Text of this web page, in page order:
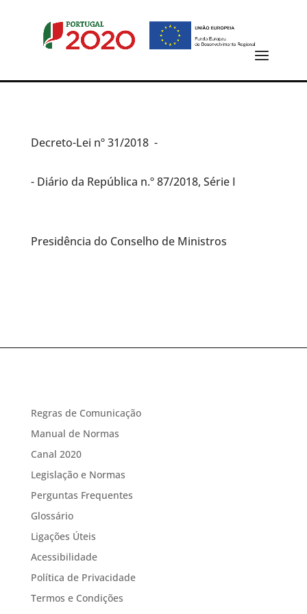
Decreto-Lei nº 31/2018 -
- Diário da República n.º 87/2018, Série I
Presidência do Conselho de Ministros
Regras de Comunicação
Manual de Normas
Canal 2020
Legislação e Normas
Perguntas Frequentes
Glossário
Ligações Úteis
Acessibilidade
Política de Privacidade
Termos e Condições